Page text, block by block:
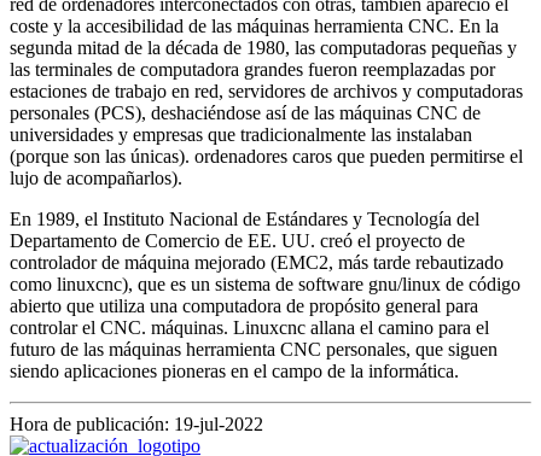
red de ordenadores interconectados con otras, también apareció el
coste y la accesibilidad de las máquinas herramienta CNC. En la
segunda mitad de la década de 1980, las computadoras pequeñas y
las terminales de computadora grandes fueron reemplazadas por
estaciones de trabajo en red, servidores de archivos y computadoras
personales (PCS), deshaciéndose así de las máquinas CNC de
universidades y empresas que tradicionalmente las instalaban
(porque son las únicas). ordenadores caros que pueden permitirse el
lujo de acompañarlos).
En 1989, el Instituto Nacional de Estándares y Tecnología del
Departamento de Comercio de EE. UU. creó el proyecto de
controlador de máquina mejorado (EMC2, más tarde rebautizado
como linuxcnc), que es un sistema de software gnu/linux de código
abierto que utiliza una computadora de propósito general para
controlar el CNC. máquinas. Linuxcnc allana el camino para el
futuro de las máquinas herramienta CNC personales, que siguen
siendo aplicaciones pioneras en el campo de la informática.
Hora de publicación: 19-jul-2022